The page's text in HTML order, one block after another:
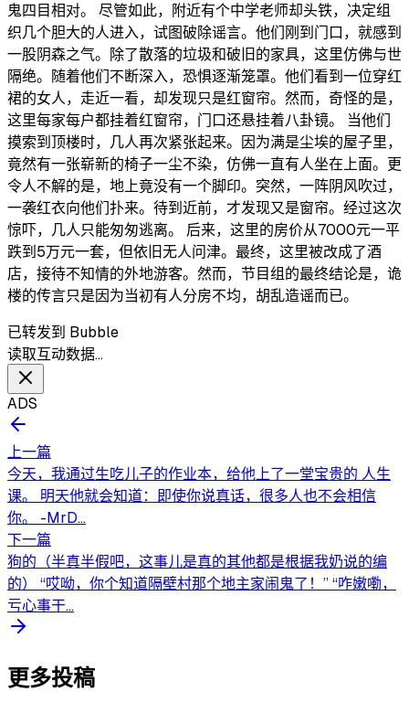
鬼四目相对。 尽管如此，附近有个中学老师却头铁，决定组
织几个胆大的人进入，试图破除谣言。他们刚到门口，就感到
一股阴森之气。除了散落的垃圾和破旧的家具，这里仿佛与世
隔绝。随着他们不断深入，恐惧逐渐笼罩。他们看到一位穿红
裙的女人，走近一看，却发现只是红窗帘。然而，奇怪的是，
这里每家每户都挂着红窗帘，门口还悬挂着八卦镜。 当他们
摸索到顶楼时，几人再次紧张起来。因为满是尘埃的屋子里，
竟然有一张崭新的椅子一尘不染，仿佛一直有人坐在上面。更
令人不解的是，地上竟没有一个脚印。突然，一阵阴风吹过，
一袭红衣向他们扑来。待到近前，才发现又是窗帘。经过这次
惊吓，几人只能匆匆逃离。 后来，这里的房价从7000元一平
跌到5万元一套，但依旧无人问津。最终，这里被改成了酒
店，接待不知情的外地游客。然而，节目组的最终结论是，诡
楼的传言只是因为当初有人分房不均，胡乱造谣而已。
已转发到 Bubble
读取互动数据…
ADS
上一篇
今天，我通过生吃儿子的作业本，给他上了一堂宝贵的 人生
课。 明天他就会知道：即使你说真话，很多人也不会相信
你。 -MrD...
下一篇
狗的（半真半假吧，这事儿是真的其他都是根据我奶说的编
的） “哎呦，你个知道隔壁村那个地主家闹鬼了！” “咋嫩嘞，
亏心事干...
更多投稿